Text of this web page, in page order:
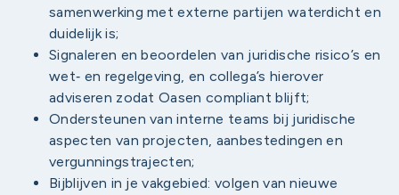
samenwerking met externe partijen waterdicht en
duidelijk is;
Signaleren en beoordelen van juridische risico’s en
wet‑ en regelgeving, en collega’s hierover
adviseren zodat Oasen compliant blijft;
Ondersteunen van interne teams bij juridische
aspecten van projecten, aanbestedingen en
vergunningstrajecten;
Bijblijven in je vakgebied: volgen van nieuwe